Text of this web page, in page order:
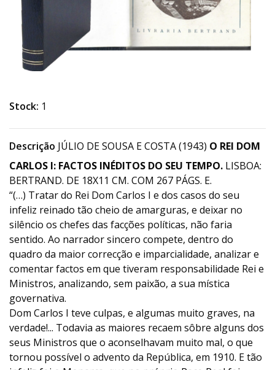
Stock: 1
Descrição JÚLIO DE SOUSA E COSTA (1943) O REI DOM
CARLOS I: FACTOS INÉDITOS DO SEU TEMPO. LISBOA:
BERTRAND. DE 18X11 CM. COM 267 PÁGS. E.
“(…) Tratar do Rei Dom Carlos I e dos casos do seu
infeliz reinado tão cheio de amarguras, e deixar no
silêncio os chefes das facções políticas, não faria
sentido. Ao narrador sincero compete, dentro do
quadro da maior correcção e imparcialidade, analizar e
comentar factos em que tiveram responsabilidade Rei e
Ministros, analizando, sem paixão, a sua mística
governativa.
Dom Carlos I teve culpas, e algumas muito graves, na
verdade!... Todavia as maiores recaem sôbre alguns dos
seus Ministros que o aconselhavam muito mal, o que
tornou possível o advento da República, em 1910. E tão